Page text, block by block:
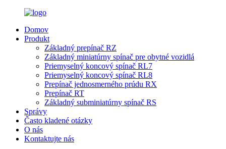
Domov
Produkt
Základný prepínač RZ
Základný miniatúrny spínač pre obytné vozidlá
Priemyselný koncový spínač RL7
Priemyselný koncový spínač RL8
Prepínač jednosmerného prúdu RX
Prepínač RT
Základný subminiatúrny spínač RS
Správy
Často kladené otázky
O nás
Kontaktujte nás